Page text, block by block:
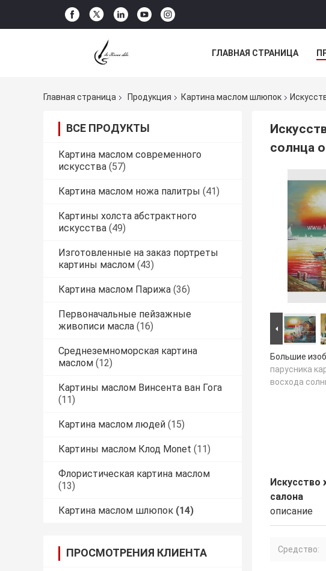
ГЛАВНАЯ СТРАНИЦА
Главная страница
Продукция Картина маслом шлюпок
ВСЕ ПРОДУКТЫ
Картина маслом современного
искусства (57)
Картина маслом ножа палитры (41)
Картины холста абстрактного
искусства (49)
Изготовленные на заказ портреты
картины маслом (43)
Картина маслом Парижа (36)
Первоначальные пейзажные
живописи масла (16)
Среднеземноморская картина
маслом (12)
Картины маслом Винсента ван Гога
(11)
Картина маслом людей (15)
Картины маслом Клод Monet (11)
Флористическая картина маслом
(13)
Картина маслом шлюпок (14)
ПРОСМОТРЕНИЯ КЛИЕНТА
солнца
Большие
парусника
восхода
Искусство
салона
описание
Средство: